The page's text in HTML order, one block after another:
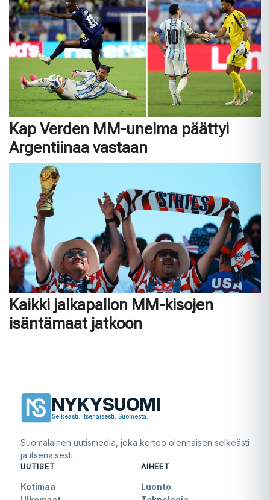
Kap Verden MM-unelma päättyi
Argentiinaa vastaan
Kaikki jalkapallon MM-kisojen
isäntämaat jatkoon
NYKYSUOMI
Selkeästi. Itsenäisesti. Suomesta.
Suomalainen uutismedia, joka kertoo olennaisen selkeästi
ja itsenäisesti.
UUTISET
Kotimaa
AIHEET
Luonto